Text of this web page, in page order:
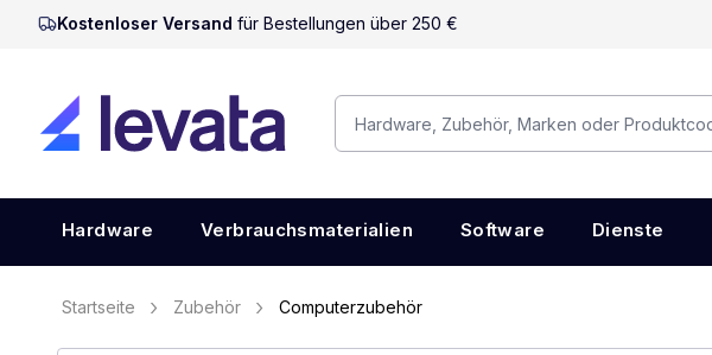
Kostenloser Versand für Bestellungen über 250 €
Hardware Verbrauchsmaterialien Software Dienste
Startseite Zubehör Computerzubehör